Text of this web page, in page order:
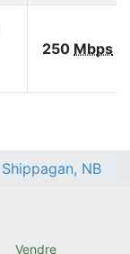
250 Mbps
Shippagan, NB
Vendre